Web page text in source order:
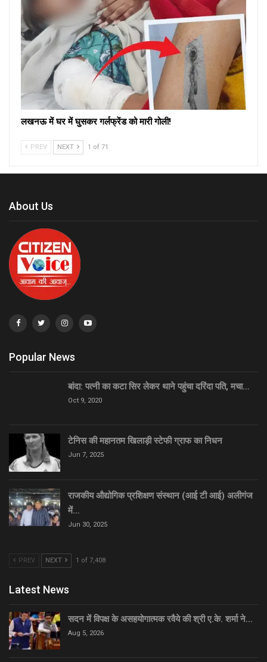
लखनऊ में घर में घुसकर गर्लफ्रेंड को मारी गोली!
PREV NEXT 1 of 71
About Us
Popular News
बांदा: पत्नी का कटा सिर लेकर थाने पहुंचा दरिंदा पति, मचा…
Oct 9, 2020
टेनिस की महानतम खिलाड़ी स्टेफी ग्राफ का निधन
Jun 7, 2025
राजकीय औद्योगिक प्रशिक्षण संस्थान (आई टी आई) अलीगंज
में…
Jun 30, 2025
PREV NEXT 1 of 7,408
Latest News
सदन में विपक्ष के असहयोगात्मक रवैये की श्री ए.के. शर्मा ने…
Aug 5, 2026